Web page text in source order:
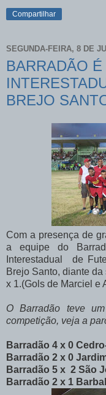
Compartilhar
SEGUNDA-FEIRA, 8 DE
BARRADÃO
BREJO
Com a presença de
a equipe do
Interestadual de
Brejo Santo, diante
x 1.(Gols de Marciel e
O Barradão teve
competição, veja a
Barradão 4 x 0
Barradão 2 x 0
Barradão 5 x 2 São
Barradão 2 x 1